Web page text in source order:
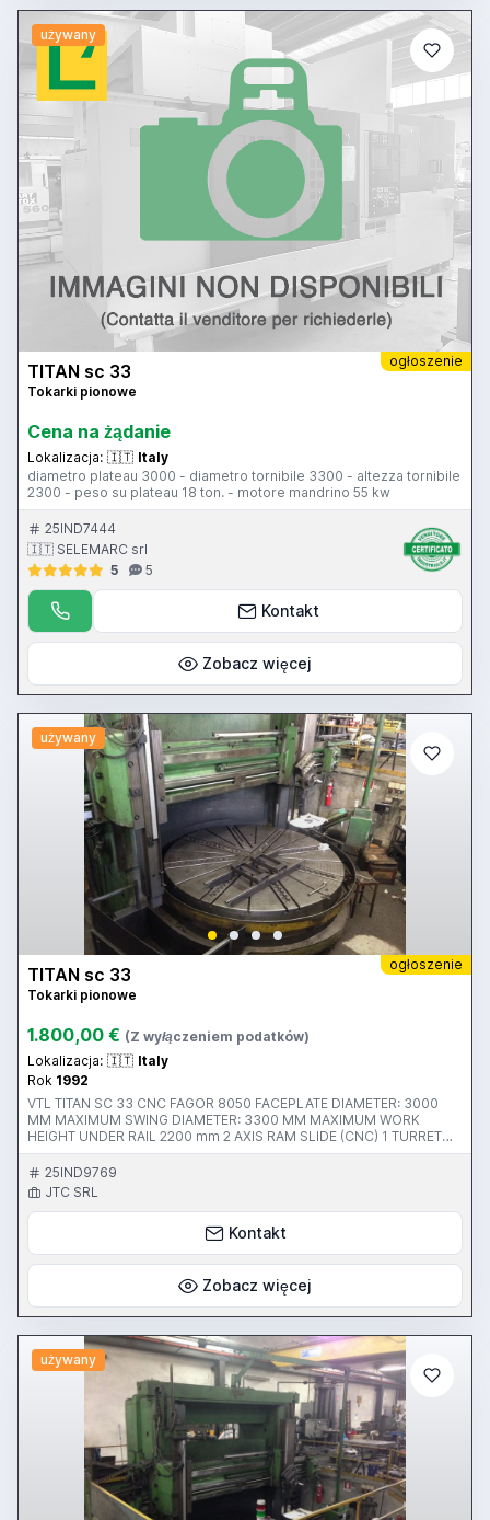
używany
ogłoszenie
TITAN sc 33
Tokarki pionowe
Cena na żądanie
Lokalizacja: 🇮🇹 Italy
diametro plateau 3000 - diametro tornibile 3300 - altezza tornibile
2300 - peso su plateau 18 ton. - motore mandrino 55 kw
25IND7444
🇮🇹 SELEMARC srl
5
5
Kontakt
Zobacz więcej
używany
ogłoszenie
TITAN sc 33
Tokarki pionowe
1.800,00 € (Z wyłączeniem podatków)
Lokalizacja: 🇮🇹 Italy
Rok 1992
VTL TITAN SC 33 CNC FAGOR 8050 FACEPLATE DIAMETER: 3000
MM MAXIMUM SWING DIAMETER: 3300 MM MAXIMUM WORK
HEIGHT UNDER RAIL 2200 mm 2 AXIS RAM SLIDE (CNC) 1 TURRET
SLIDE ( CONVENSIONAL ) 1 SIDE TOOL ( CONVENSIONAL ) WEIGHT
OF MACHINE APPROX. 40 TON YOM 1992 RETROFITTED WITH CNC
1995
25IND9769
JTC SRL
Kontakt
Zobacz więcej
używany